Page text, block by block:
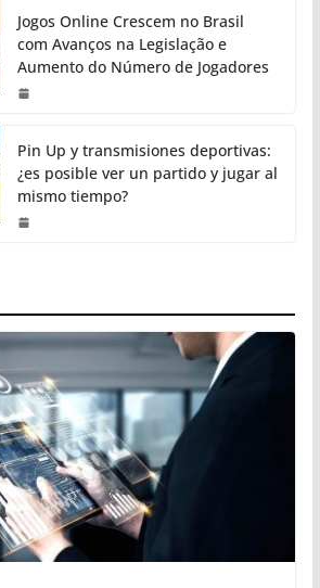
Jogos Online Crescem no Brasil
com Avanços na Legislação e
Aumento do Número de Jogadores
Pin Up y transmisiones deportivas:
¿es posible ver un partido y jugar al
mismo tiempo?